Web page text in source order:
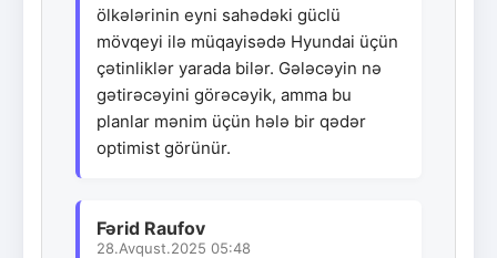
ölkələrinin eyni sahədəki güclü
mövqeyi ilə müqayisədə Hyundai üçün
çətinliklər yarada bilər. Gələcəyin nə
gətirəcəyini görəcəyik, amma bu
planlar mənim üçün hələ bir qədər
optimist görünür.
Fərid Raufov
28.Avqust.2025 05:48